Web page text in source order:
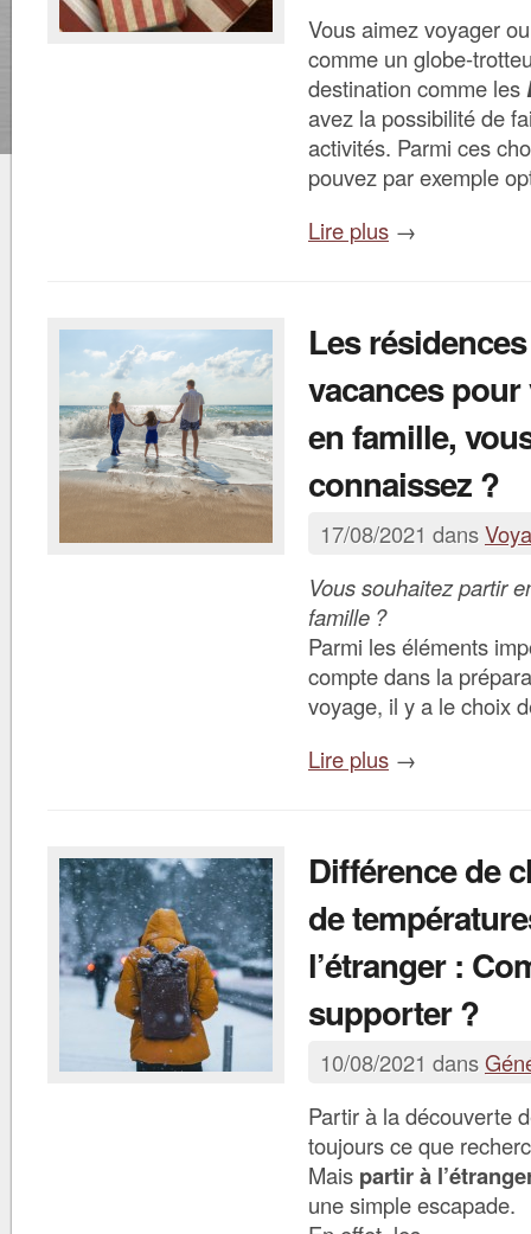
Vous aimez voyager
comme un globe-
destination comme les
avez la possibilité de
activités. Parmi ces
pouvez par exemple
Lire plus →
Les
vacances pour
en famille,
connaissez ?
17/08/2021 dans
Vous souhaitez partir
famille ?
Parmi les éléments
compte dans la
voyage, il y a le choix
Lire plus →
Différence de
de
l’étranger :
supporter ?
10/08/2021 dans
Partir à la découverte
toujours ce que
Mais partir à
une simple escapade.